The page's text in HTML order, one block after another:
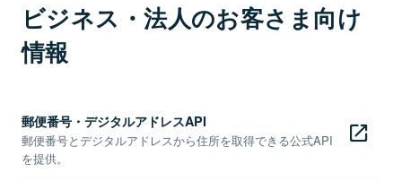
ビジネス・法人のお客さま向け
情報
郵便番号・デジタルアドレスAPI
郵便番号とデジタルアドレスから住所を取得できる公式API
を提供。